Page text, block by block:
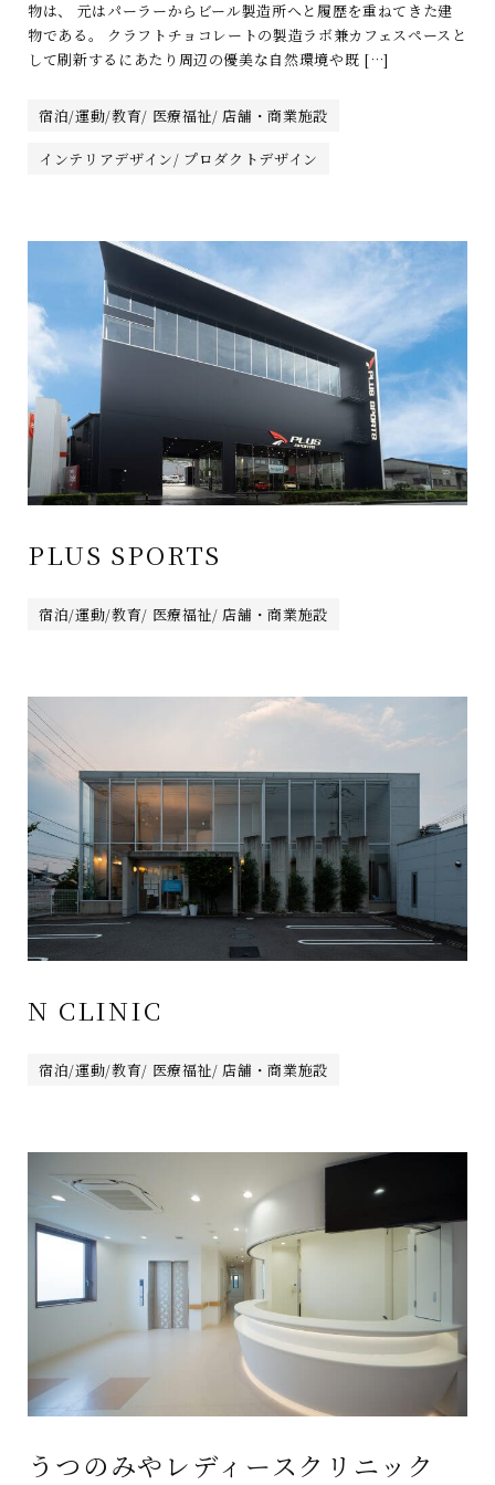
物は、 元はパーラーからビール製造所へと履歴を重ねてきた建
物である。 クラフトチョコレートの製造ラボ兼カフェスペースと
して刷新するにあたり周辺の優美な自然環境や既 […]
宿泊/運動/教育/ 医療福祉/ 店舗・商業施設
インテリアデザイン/ プロダクトデザイン
PLUS SPORTS
宿泊/運動/教育/ 医療福祉/ 店舗・商業施設
N CLINIC
宿泊/運動/教育/ 医療福祉/ 店舗・商業施設
うつのみやレディースクリニック